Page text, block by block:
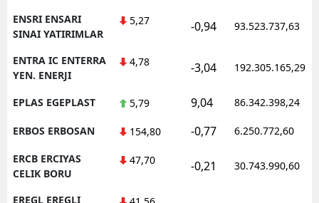
ENSRI ENSARI
SINAI YATIRIMLAR
5,27 -0,94 93.523.737,63
ENTRA IC ENTERRA
YEN. ENERJI
4,78 -3,04 192.305.165,29
EPLAS EGEPLAST 5,79 9,04 86.342.398,24
ERBOS ERBOSAN 154,80 -0,77 6.250.772,60
ERCB ERCIYAS
CELIK BORU
47,70 -0,21 30.743.990,60
EREGL EREGLI